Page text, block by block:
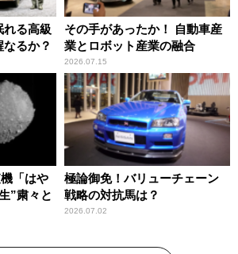
れる高級
なるか？
その手があったか！ 自動車産
業とロボット産業の融合
2026.07.15
「はや
”粛々と
極論御免！バリューチェーン
戦略の対抗馬は？
2026.07.02